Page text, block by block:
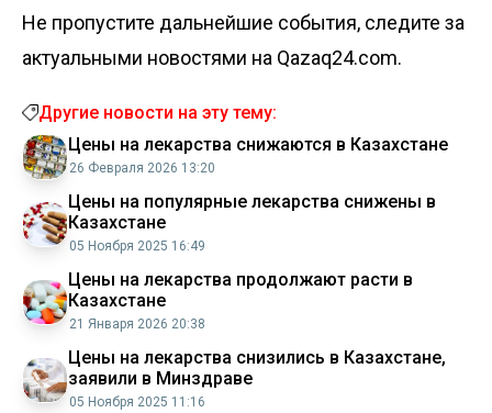
Не пропустите дальнейшие события, следите за
актуальными новостями на Qazaq24.com.
Другие новости на эту тему:
Цены на лекарства снижаются в Казахстане
26 Февраля 2026 13:20
Цены на популярные лекарства снижены в
Казахстане
05 Ноября 2025 16:49
Цены на лекарства продолжают расти в
Казахстане
21 Января 2026 20:38
Цены на лекарства снизились в Казахстане,
заявили в Минздраве
05 Ноября 2025 11:16